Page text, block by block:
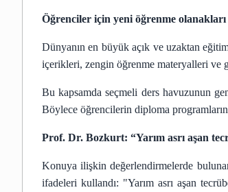
Öğrenciler için yeni öğrenme
Dünyanın en büyük açık ve uzaktan
içerikleri, zengin öğrenme materyalleri ve
Bu kapsamda seçmeli ders havuzunun
Böylece öğrencilerin diploma
Prof. Dr. Bozkurt: “Yarım asrı aşan
Konuya ilişkin değerlendirmelerde
ifadeleri kullandı: "Yarım asrı aşan